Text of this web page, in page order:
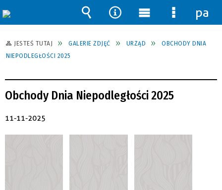
JESTEŚ TUTAJ GALERIE ZDJĘĆ URZĄD
OBCHODY DNIA
NIEPODLEGŁOŚCI 2025
Obchody Dnia Niepodległości 2025
11-11-2025
Wyszukiwarka
Narzędzia
Menu
główne
Menu